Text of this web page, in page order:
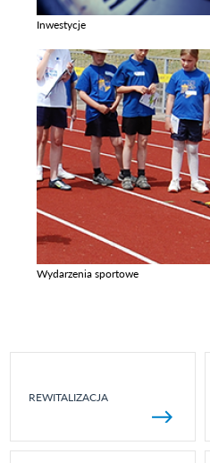
Inwestycje
Wydarzenia sportowe
REWITALIZACJA